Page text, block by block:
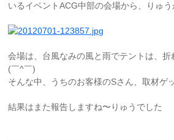
いるイベントACG中部の会場から、りゅ
会場は、台風なみの風と雨でテントは、
(￣^￣)ゞ
そんな中、うちのお客様のSさん、取材ゲ
結果はまた報告しますね〜りゅうでした